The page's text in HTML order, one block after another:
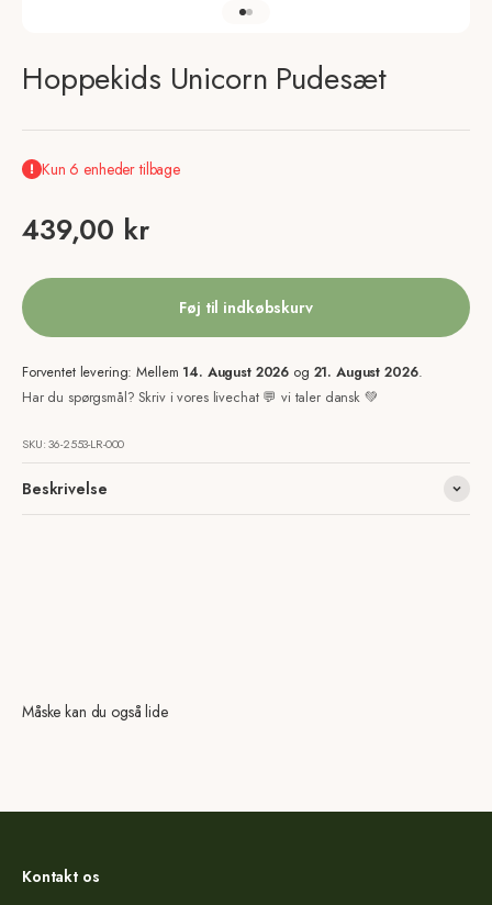
Gå til element 1
Gå til element 2
Hoppekids Unicorn Pudesæt
Kun 6 enheder tilbage
Salgspris
439,00 kr
Føj til indkøbskurv
Forventet levering: Mellem 14. August 2026 og 21. August 2026.
Har du spørgsmål? Skriv i vores livechat 💬 vi taler dansk 💚
SKU: 36-2553-LR-000
Beskrivelse
Måske kan du også lide
Kontakt os